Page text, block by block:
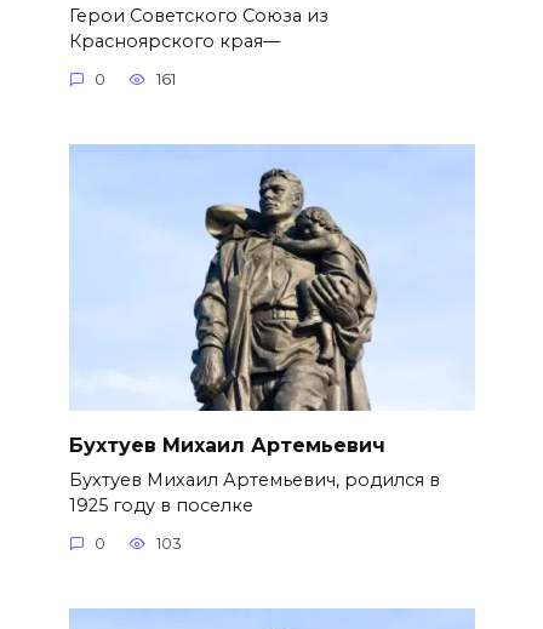
Герои Советского Союза из
Красноярского края—
0 161
Бухтуев Михаил Артемьевич
Бухтуев Михаил Артемьевич, родился в
1925 году в поселке
0 103